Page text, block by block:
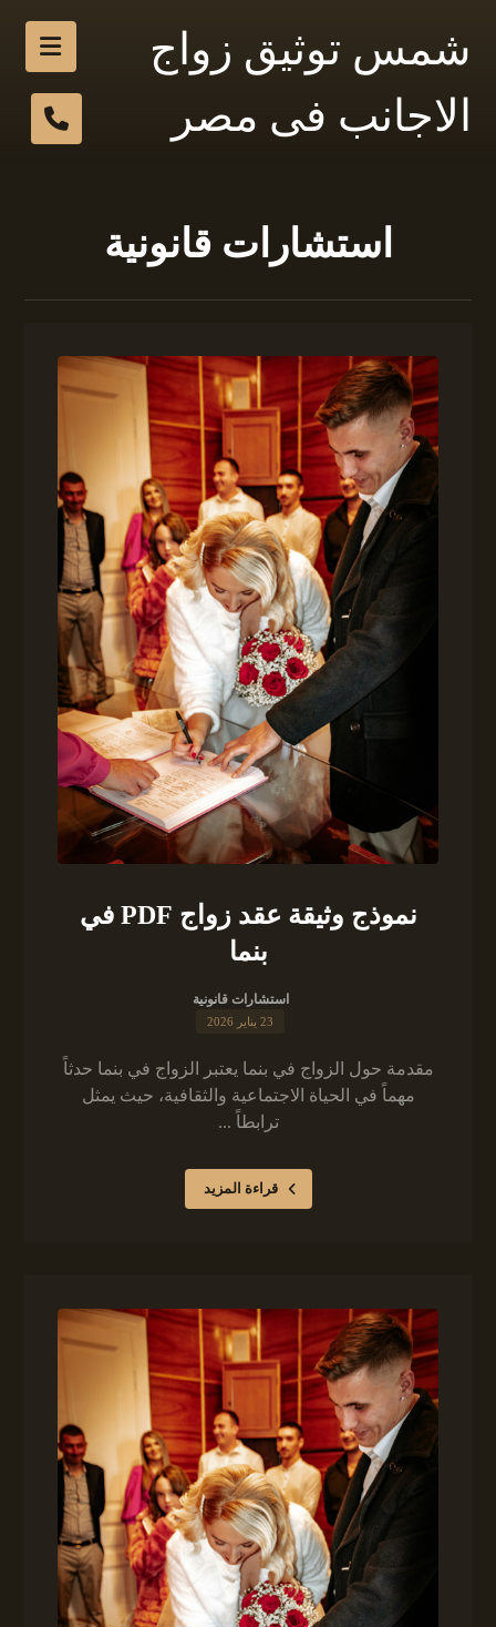
شمس توثيق زواج
الاجانب فى مصر
استشارات قانونية
نموذج وثيقة عقد زواج PDF في
بنما
استشارات قانونية
23 يناير 2026
مقدمة حول الزواج في بنما يعتبر الزواج في بنما حدثاً
مهماً في الحياة الاجتماعية والثقافية، حيث يمثل
ترابطاً ...
قراءة المزيد